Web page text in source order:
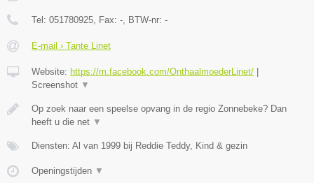
Tel: 051780925 , Fax: - , BTW-nr: -
E-mail › Tante Linet
Website: https://m.facebook.com/OnthaalmoederLinet/ |
Screenshot ▼
Op zoek naar een speelse opvang in de regio Zonnebeke? Dan
heeft u die net ▼
Diensten: Al van 1999 bij Reddie Teddy, Kind & gezin
Openingstijden ▼